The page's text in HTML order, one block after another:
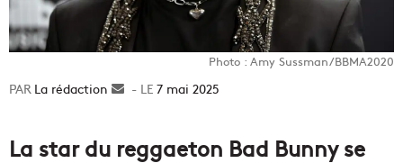
Photo : Amy Sussman/BBMA2020
La rédaction
Envoyer7 mai 2025
La star du reggaeton Bad Bunny se